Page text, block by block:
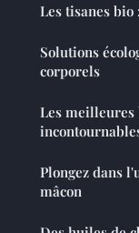
Les tisanes
Solutions
corporels
Les meilleures
Plongez dans
mâcon